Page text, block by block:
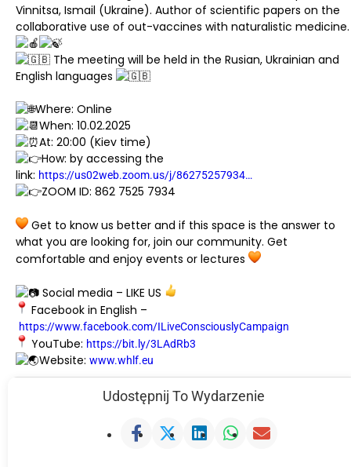
Vinnitsa, Ismail (Ukraine). Author of scientific papers on the
collaborative use of out-vaccines with naturalistic medicine.
The meeting will be held in the Rusian, Ukrainian and
English languages
Where: Online
When: 10.02.2025
At: 20:00 (Kiev time)
How: by accessing the
link: https://us02web.zoom.us/j/86275257934…
ZOOM ID: 862 7525 7934
Get to know us better and if this space is the answer to
what you are looking for, join our community. Get
comfortable and enjoy events or lectures
Social media – LIKE US
Facebook in English –
https://www.facebook.com/ILiveConsciouslyCampaign
YouTube: https://bit.ly/3LAdRb3
Website: www.whlf.eu
Udostępnij To Wydarzenie